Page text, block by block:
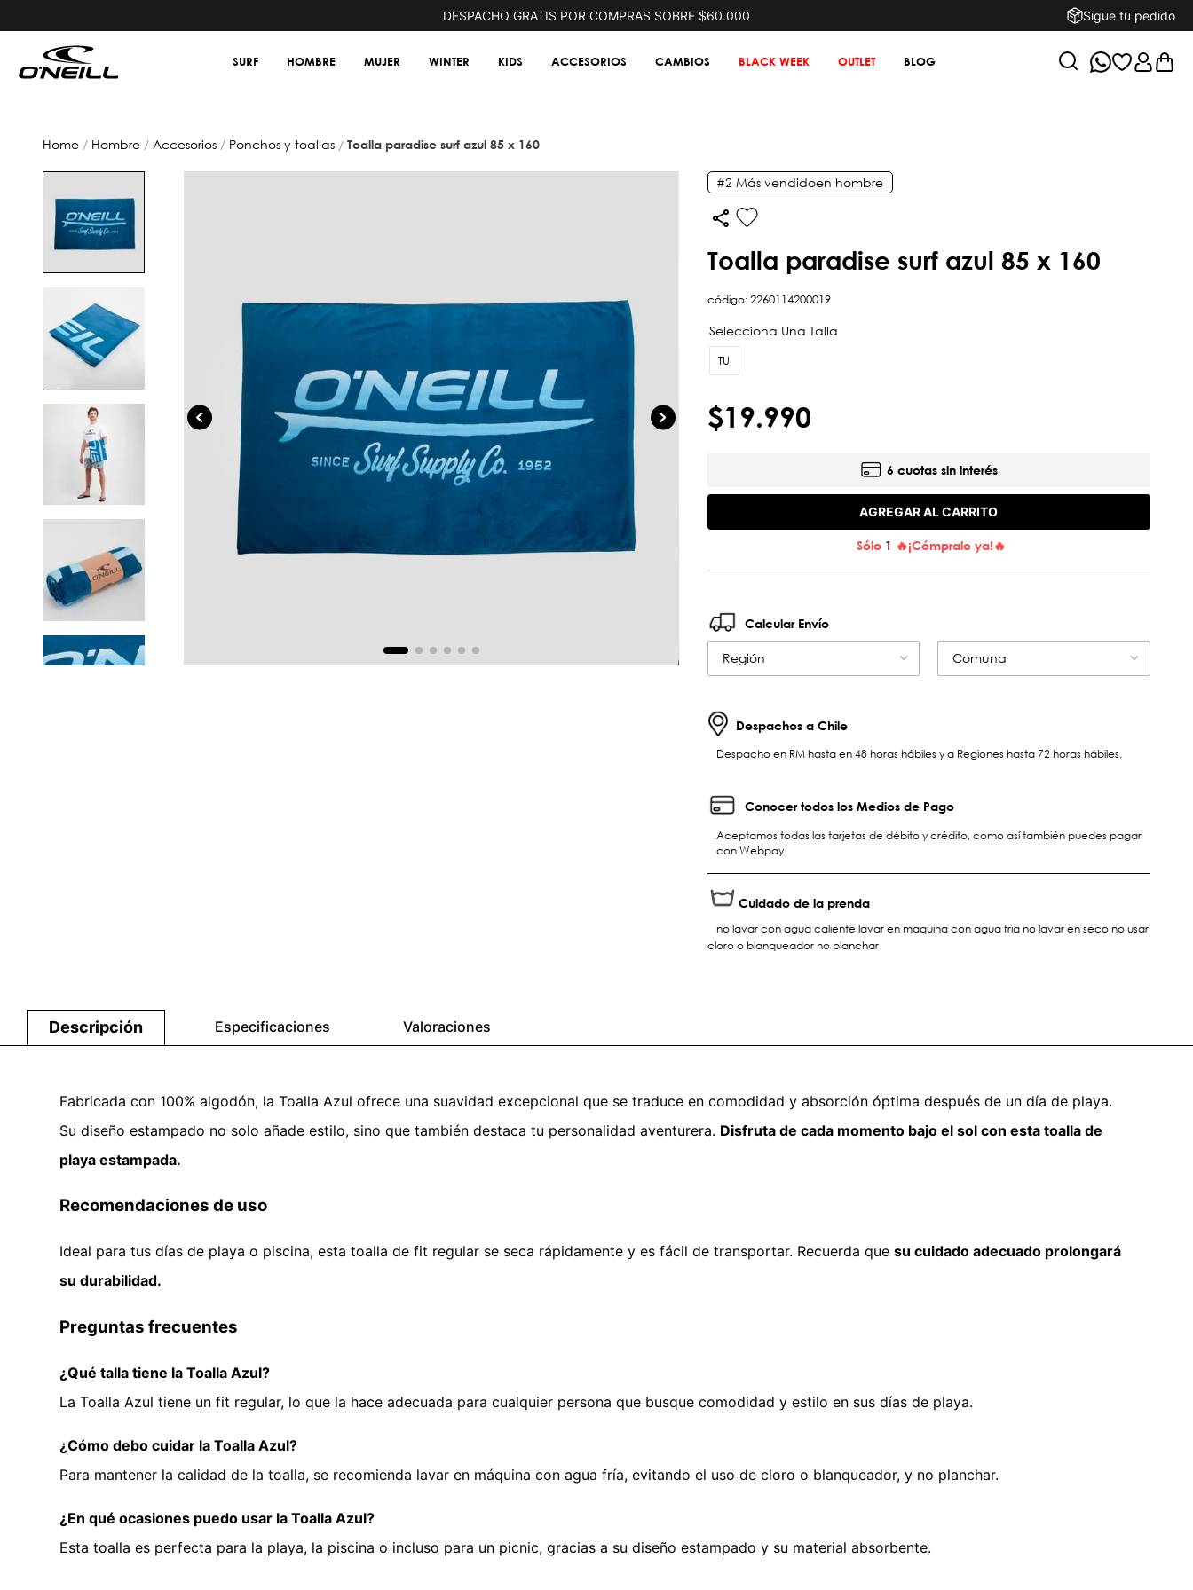
DESPACHO GRATIS POR COMPRAS SOBRE $60.000 Sigue tu pedido
SURF HOMBRE MUJER WINTER KIDS ACCESORIOS CAMBIOS BLACK WEEK OUTLET BLOG
hombre accesorios ponchos y toallas toalla paradise surf azul 85 x 160
#2 Más vendidoen hombre
toalla paradise surf azul 85 x 160
código:2260114200019
TU
$19.990
6 cuotas sin interés
AGREGAR AL CARRITO
Sólo 1 🔥¡Cómpralo ya!🔥
Calcular Envío
Región Comuna
Despachos a Chile
Despacho en RM hasta en 48 horas hábiles y a Regiones hasta 72 horas hábiles.
Conocer todos los Medios de Pago
Aceptamos todas las tarjetas de débito y crédito, como así también puedes pagar
con Webpay
Cuidado de la prenda
no lavar con agua caliente lavar en maquina con agua fria no lavar en seco no usar
cloro o blanqueador no planchar
Descripción Especificaciones Valoraciones
Fabricada con 100% algodón, la Toalla Azul ofrece una suavidad excepcional que se traduce en comodidad y absorción óptima después de un día de playa.
Su diseño estampado no solo añade estilo, sino que también destaca tu personalidad aventurera. Disfruta de cada momento bajo el sol con esta toalla de
playa estampada.
Recomendaciones de uso
Ideal para tus días de playa o piscina, esta toalla de fit regular se seca rápidamente y es fácil de transportar. Recuerda quesu cuidado adecuado prolongará
su durabilidad.
Preguntas frecuentes
¿Qué talla tiene la Toalla Azul?
La Toalla Azul tiene un fit regular, lo que la hace adecuada para cualquier persona que busque comodidad y estilo en sus días de playa.
¿Cómo debo cuidar la Toalla Azul?
Para mantener la calidad de la toalla, se recomienda lavar en máquina con agua fría, evitando el uso de cloro o blanqueador, y no planchar.
¿En qué ocasiones puedo usar la Toalla Azul?
Esta toalla es perfecta para la playa, la piscina o incluso para un picnic, gracias a su diseño estampado y su material absorbente.